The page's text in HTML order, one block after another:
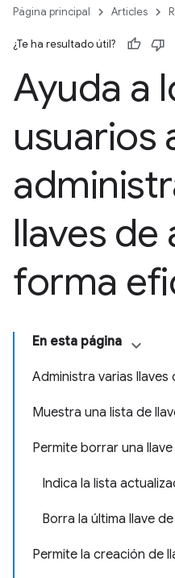
Página principal Articles
¿Te ha resultado útil?
Ayuda a
usuarios
llaves de
forma
En esta página
Administra varias llaves
Muestra una lista de
Permite borrar una
Indica la lista
Borra la última llave
Permite la creación de